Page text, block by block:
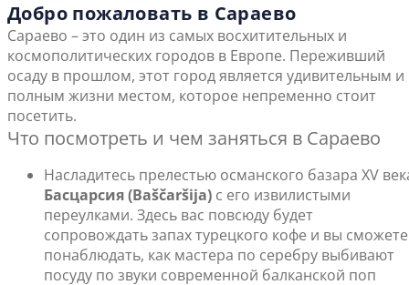
Добро пожаловать в Сараево
Сараево – это один из самых восхитительных и
космополитических городов в Европе. Переживший
осаду в прошлом, этот город является удивительным и
полным жизни местом, которое непременно стоит
посетить.
Что посмотреть и чем заняться в Сараево
Насладитесь прелестью османского базара XV
Басцарсия (Baščaršija) с его извилистыми
переулками. Здесь вас повсюду будет
сопровождать запах турецкого кофе и вы сможете
понаблюдать, как мастера по серебру выбивают
посуду по звуки современной балканской поп